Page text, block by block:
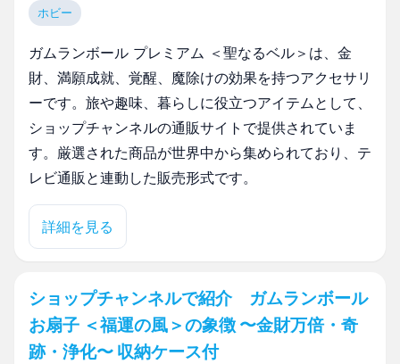
ホビー
ガムランボール プレミアム ＜聖なるベル＞は、金
財、満願成就、覚醒、魔除けの効果を持つアクセサリ
ーです。旅や趣味、暮らしに役立つアイテムとして、
ショップチャンネルの通販サイトで提供されていま
す。厳選された商品が世界中から集められており、テ
レビ通販と連動した販売形式です。
詳細を見る
ショップチャンネルで紹介 ガムランボール
お扇子 ＜福運の風＞の象徴 〜金財万倍・奇
跡・浄化〜 収納ケース付